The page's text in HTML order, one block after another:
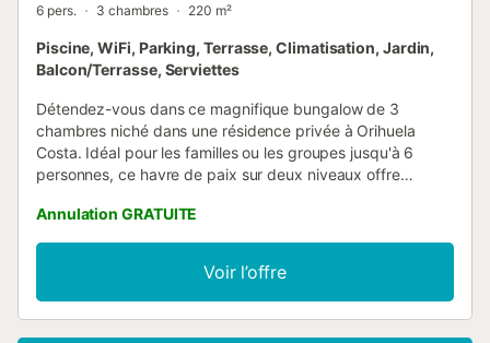
6 pers. 3 chambres 220 m²
Piscine, WiFi, Parking, Terrasse, Climatisation, Jardin,
Balcon/Terrasse, Serviettes
Détendez-vous dans ce magnifique bungalow de 3
chambres niché dans une résidence privée à Orihuela
Costa. Idéal pour les familles ou les groupes jusqu'à 6
personnes, ce havre de paix sur deux niveaux offre
La maison dispose d'une cuisine entièrement équipée avec
lave-linge, sèche-linge et lave-vaisselle, de deux salles de
bains modernes et d'un salon lumineux donnant sur une
spacieuse terrasse. De là, vous pourrez admirer le coucher
de soleil sur la piscine et le jardin communs tout en dînant
Annulation GRATUITE
Voir l’offre